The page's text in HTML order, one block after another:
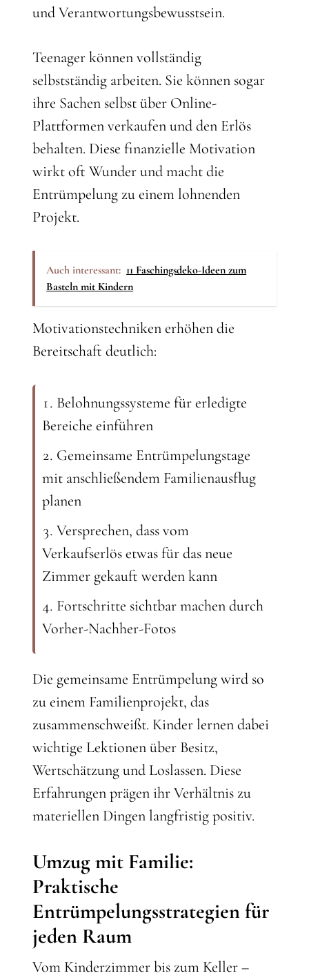
und Verantwortungsbewusstsein.
Teenager können vollständig
selbstständig arbeiten. Sie können sogar
ihre Sachen selbst über Online-
Plattformen verkaufen und den Erlös
behalten. Diese finanzielle Motivation
wirkt oft Wunder und macht die
Entrümpelung zu einem lohnenden
Projekt.
Auch interessant: 11 Faschingsdeko-Ideen zum
Basteln mit Kindern
Motivationstechniken erhöhen die
Bereitschaft deutlich:
Belohnungssysteme für erledigte
Bereiche einführen
Gemeinsame Entrümpelungstage
mit anschließendem Familienausflug
planen
Versprechen, dass vom
Verkaufserlös etwas für das neue
Zimmer gekauft werden kann
Fortschritte sichtbar machen durch
Vorher-Nachher-Fotos
Die gemeinsame Entrümpelung wird so
zu einem Familienprojekt, das
zusammenschweißt. Kinder lernen dabei
wichtige Lektionen über Besitz,
Wertschätzung und Loslassen. Diese
Erfahrungen prägen ihr Verhältnis zu
materiellen Dingen langfristig positiv.
Umzug mit Familie:
Praktische
Entrümpelungsstrategien für
jeden Raum
Vom Kinderzimmer bis zum Keller –